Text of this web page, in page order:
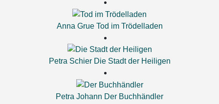
Anna Grue Tod im Trödelladen
Petra Schier Die Stadt der Heiligen
Petra Johann Der Buchhändler